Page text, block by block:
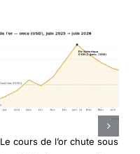
Le cours de l’or chute sous